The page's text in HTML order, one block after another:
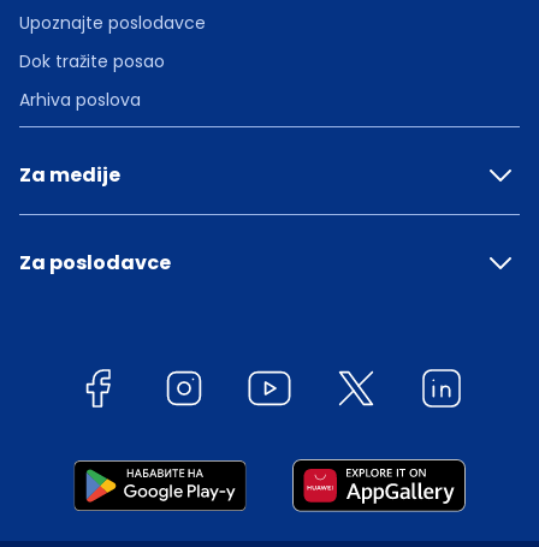
Upoznajte poslodavce
Dok tražite posao
Arhiva poslova
Za medije
Za poslodavce